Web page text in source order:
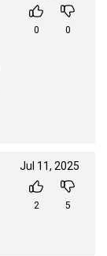
0 0
Jul 11, 2025
2 5